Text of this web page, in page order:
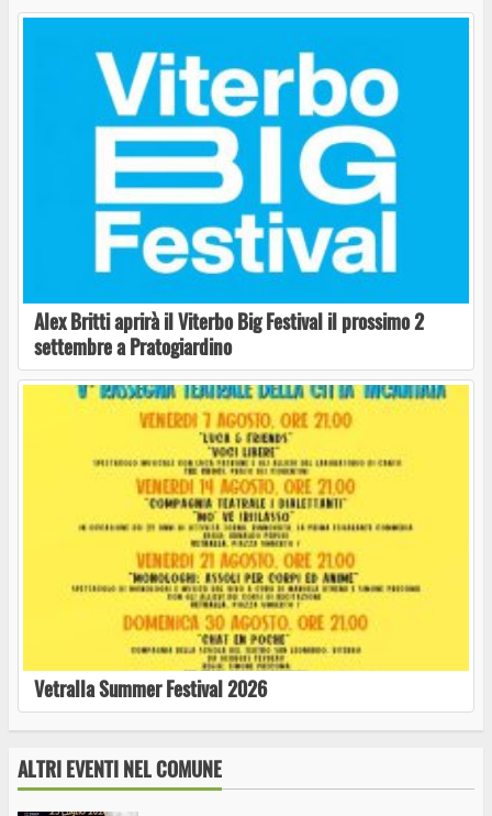
Alex Britti aprirà il Viterbo Big Festival il prossimo 2
settembre a Pratogiardino
Vetralla Summer Festival 2026
ALTRI EVENTI NEL COMUNE
Nuove visite guidate alla Necropoli di Tuscania
“Rasna” conferenza sugli etruschi venerdì 24
aprile
“Cantu di Terra, Vuci di Donna” con Simona
Sciacca Trio a CasaNave Alle Mura, Tuscania
Teatro Pocci: “Un sogno per Calderón”
Visite guidate necropoli Tuscania agosto e
settembre
Visita guidata alle necropoli di Tuscania